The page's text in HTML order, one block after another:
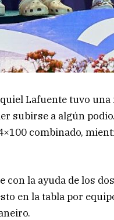
Lafuentetuvo una
subirse a algún
combinado,
con la ayuda de los
en la tabla por